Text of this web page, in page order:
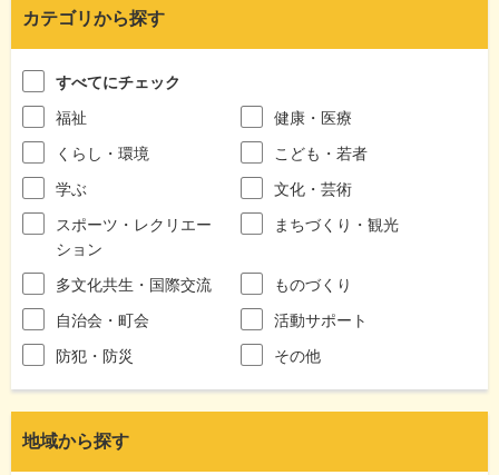
カテゴリから探す
すべてにチェック
福祉
健康・医療
くらし・環境
こども・若者
学ぶ
文化・芸術
スポーツ・レクリエー
ション
まちづくり・観光
多文化共生・国際交流
ものづくり
自治会・町会
活動サポート
防犯・防災
その他
地域から探す